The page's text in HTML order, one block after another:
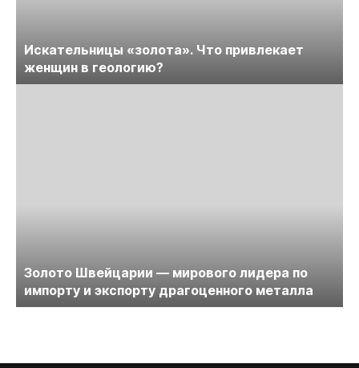
Искательницы «золота». Что привлекает
женщин в геологию?
Золото Швейцарии — мирового лидера по
импорту и экспорту драгоценного металла